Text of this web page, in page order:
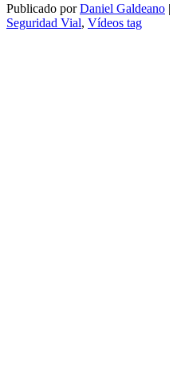
Publicado porDaniel Galdeano |
Seguridad Vial, Vídeos tag